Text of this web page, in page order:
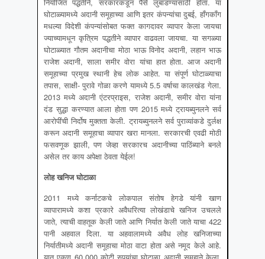
घोटाळ्यामध्ये अदानी समूहाच्या आणि इतर कंपन्यांचा दुबई, हॉंगकॉंग
मधल्या विदेशी कंपन्यांसोबत फक्त कागदावर व्यापार केला जायचा
ज्याच्यामधून कृत्रिम पद्धतीने व्यापार वाढवला जायचा. या सगळ्या
घोटाळ्यात गौतम अदानीचा मोठा भाऊ विनोद अदानी, लहान भाऊ
राजेश अदानी, साला समीर वोरा यांचा हात होता. आज अदानी
समूहाच्या प्रमुख स्थानी हेच लोक आहेत. या संपूर्ण घोटाळ्याचा
तपास, साक्षी- पुरावे गोळा करणे यामध्ये 5.5 वर्षाचा कालखंड गेला.
2013 मध्ये अदानी एंटरप्राइस, राजेश अदानी, समीर वोरा यांना
दंड सुद्धा करण्यात आला होता पण 2015 मध्ये ट्रायब्युनलने सर्व
आरोपींची निर्दोष मुक्तता केली. ट्रायब्युनलने सर्व पुराव्यांकडे दुर्लक्ष
करून अदानी समूहाचा व्यापार खरा मानला. सरकारची एवढी मोठी
फसवणूक झाली, पण जेव्हा सरकारच अदानीच्या पाठिंब्याने बनले
असेल तर काय अपेक्षा ठेवता येईल!
लोह खनिज घोटाळा
2011 मध्ये कर्नाटकचे लोकपाल संतोष हेगडे यांनी खाण
व्यापारामध्ये कशा प्रकारे अवैधरित्या लोखंडाचे खनिज उचलले
जाते, त्याची वाहतूक केली जाते आणि निर्यात केली जाते याचा 422
पानी अहवाल दिला. या अहवालामध्ये अवैध लोह खनिजाच्या
निर्यातीमध्ये अदानी समूहाचा मोठा वाटा होता असे नमूद केले आहे.
यात एकूण 60,000 कोटी रुपयांचा घोटाळा अदानी समूहाने केला.